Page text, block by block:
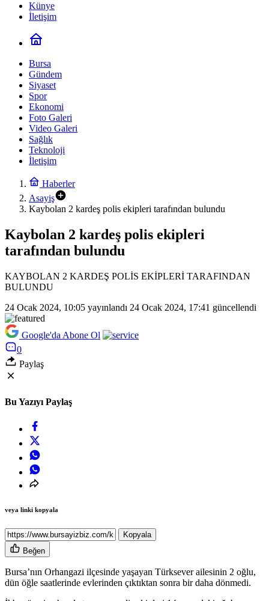
Künye
İletişim
Bursa
Gündem
Siyaset
Spor
Ekonomi
Foto Galeri
Video Galeri
Sağlık
Teknoloji
İletişim
Haberler
Asayiş
Kaybolan 2 kardeş polis ekipleri tarafından bulundu
Kaybolan 2 kardeş polis ekipleri
tarafından bulundu
KAYBOLAN 2 KARDEŞ POLİS EKİPLERİ TARAFINDAN
BULUNDU
24 Ocak 2024, 10:05 yayınlandı 24 Ocak 2024, 17:41 güncellendi
Google'da Abone Ol
0
Paylaş
Bu Yazıyı Paylaş
veya linki kopyala
Kopyala
Beğen
Bursa’nın Orhangazi ilçesinde yaşayan Türksever ailesinin 2 oğlu,
dün öğle saatlerinde evlerinden çıktıktan sonra bir daha dönmedi.